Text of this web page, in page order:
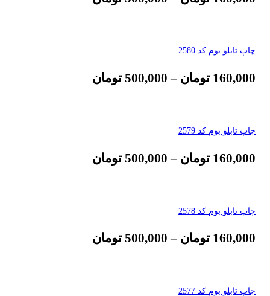
چاپ تابلو بوم کد 2580
160,000 تومان –
500,000 تومان
چاپ تابلو بوم کد 2579
160,000 تومان –
500,000 تومان
چاپ تابلو بوم کد 2578
160,000 تومان –
500,000 تومان
چاپ تابلو بوم کد 2577